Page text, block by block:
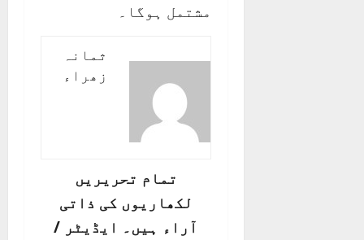
مشتمل ہوگا۔
ثمانہ
زھراء
تمام تحریریں
لکھاریوں کی ذاتی
آراء ہیں۔ ایڈیٹر /